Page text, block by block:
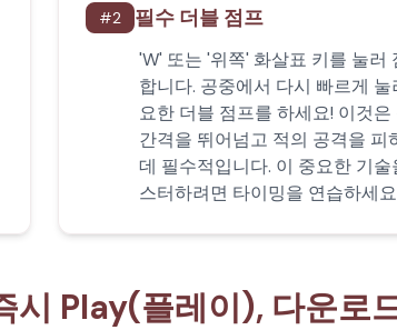
#2 필수 더블 점프
'W' 또는 '위쪽' 화살표 키를 눌러
합니다. 공중에서 다시 빠르게 눌
요한 더블 점프를 하세요! 이것은
간격을 뛰어넘고 적의 공격을 피
데 필수적입니다. 이 중요한 기술
스터하려면 타이밍을 연습하세
시 Play(플레이), 다운로